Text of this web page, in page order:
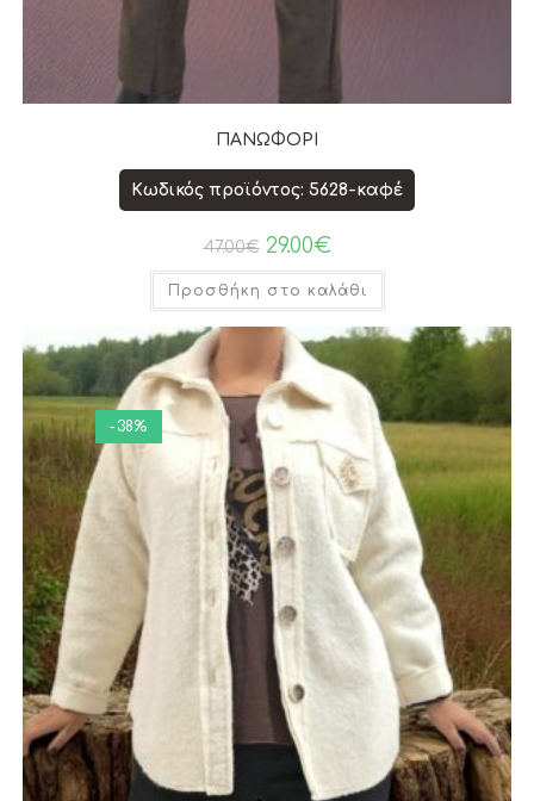
ΠΑΝΩΦΟΡΙ
Κωδικός προϊόντος: 5628-καφέ
47.00€ 29.00€
Προσθήκη στο καλάθι
-38%